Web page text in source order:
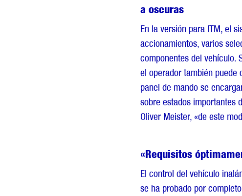
a oscuras
En la versión para ITM, el
accionamientos, varios
componentes del vehículo.
el operador también puede
panel de mando se
sobre estados importantes
Oliver Meister, «de este
«Requisitos
El control del vehículo
se ha probado por